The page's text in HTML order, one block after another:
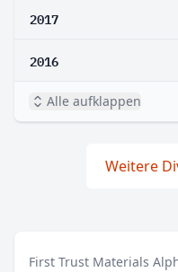
2017
2016
Alle aufklappen
Weitere
First Trust Materials